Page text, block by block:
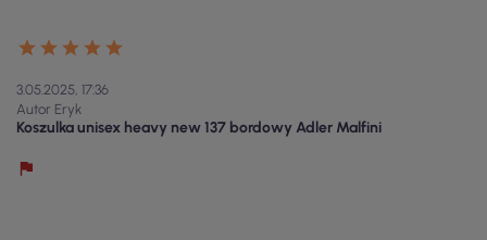
3.05.2025, 17:36
Autor Eryk
Koszulka unisex heavy new 137 bordowy Adler Malfini